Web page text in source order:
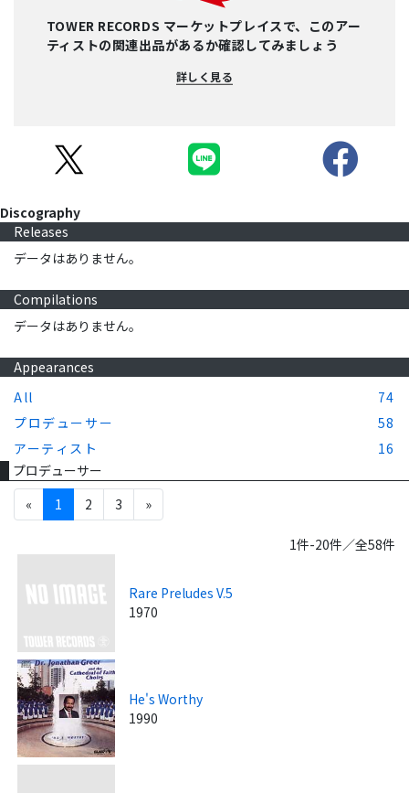
TOWER RECORDS マーケットプレイスで、このアー
ティストの関連出品があるか確認してみましょう
詳しく見る
Discography
Releases
データはありません。
Compilations
データはありません。
Appearances
All
74
プロデューサー
58
アーティスト
16
プロデューサー
«
1 2 3 »
1件-20件／全58件
Rare Preludes V.5
1970
He's Worthy
1990